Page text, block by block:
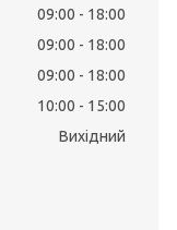
09:00
18:00
09:00
18:00
09:00
18:00
10:00
15:00
Вихідний